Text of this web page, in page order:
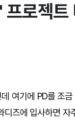
로젝트
여기에 PD를 조
즈에 입사하면 자